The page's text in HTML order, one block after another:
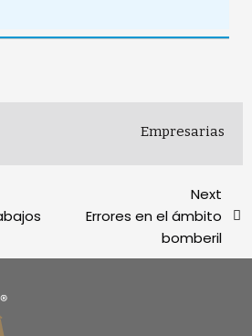
Empresarias
Next
Errores en el ámbito
bomberil